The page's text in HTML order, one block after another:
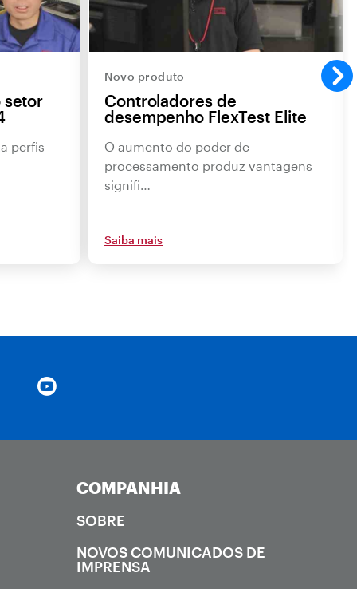
setor
perfis
Novo produto
Controladores de
desempenho FlexTest Elite
O aumento do poder de
processamento produz vantagens
signifi…
Saiba mais
COMPANHIA
SOBRE
NOVOS COMUNICADOS DE
IMPRENSA